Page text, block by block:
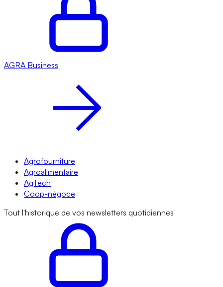
AGRA Business
Agrofourniture
Agroalimentaire
AgTech
Coop-négoce
Tout l'historique de vos newsletters quotidiennes